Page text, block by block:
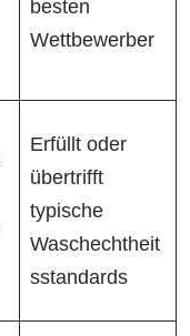
besten
Wettbewerber
Erfüllt oder
übertrifft
typische
Waschechtheit
sstandards